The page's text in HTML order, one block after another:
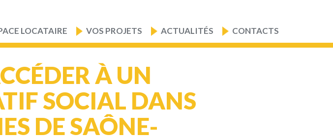
LOCATAIRE VOS PROJETS ACTUALITÉS CONTACTS
À UN
SOCIAL DANS
DE SAÔNE-